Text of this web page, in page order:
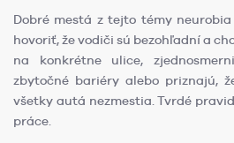
Dobré mestá z tejto témy
hovoriť, že vodiči sú bezohľadní a
na konkrétne ulice,
zbytočné bariéry alebo priznajú,
všetky autá nezmestia. Tvrdé
práce.